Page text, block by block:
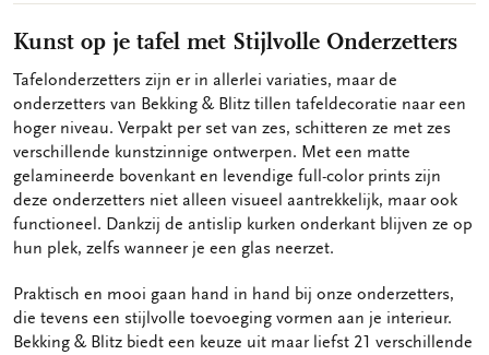
Kunst op je tafel met Stijlvolle Onderzetters
Tafelonderzetters zijn er in allerlei variaties, maar de
onderzetters van Bekking & Blitz tillen tafeldecoratie naar een
hoger niveau. Verpakt per set van zes, schitteren ze met zes
verschillende kunstzinnige ontwerpen. Met een matte
gelamineerde bovenkant en levendige full-color prints zijn
deze onderzetters niet alleen visueel aantrekkelijk, maar ook
functioneel. Dankzij de antislip kurken onderkant blijven ze op
hun plek, zelfs wanneer je een glas neerzet.
Praktisch en mooi gaan hand in hand bij onze onderzetters,
die tevens een stijlvolle toevoeging vormen aan je interieur.
Bekking & Blitz biedt een keuze uit maar liefst 21 verschillende